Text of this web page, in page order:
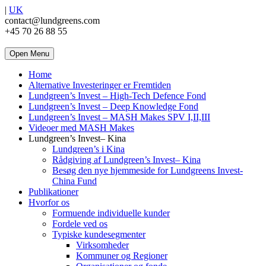
| UK
contact@lundgreens.com
+45 70 26 88 55
Open Menu
Home
Alternative Investeringer er Fremtiden
Lundgreen’s Invest – High-Tech Defence Fond
Lundgreen’s Invest – Deep Knowledge Fond
Lundgreen’s Invest – MASH Makes SPV I,II,III
Videoer med MASH Makes
Lundgreen’s Invest– Kina
Lundgreen’s i Kina
Rådgiving af Lundgreen’s Invest– Kina
Besøg den nye hjemmeside for Lundgreens Invest-
China Fund
Publikationer
Hvorfor os
Formuende individuelle kunder
Fordele ved os
Typiske kundesegmenter
Virksomheder
Kommuner og Regioner